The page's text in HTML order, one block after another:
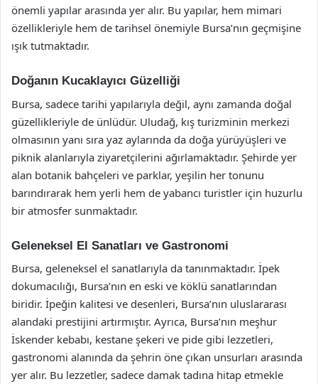
önemli yapılar arasında yer alır. Bu yapılar, hem mimari
özellikleriyle hem de tarihsel önemiyle Bursa’nın geçmişine
ışık tutmaktadır.
Doğanın Kucaklayıcı Güzelliği
Bursa, sadece tarihi yapılarıyla değil, aynı zamanda doğal
güzellikleriyle de ünlüdür. Uludağ, kış turizminin merkezi
olmasının yanı sıra yaz aylarında da doğa yürüyüşleri ve
piknik alanlarıyla ziyaretçilerini ağırlamaktadır. Şehirde yer
alan botanik bahçeleri ve parklar, yeşilin her tonunu
barındırarak hem yerli hem de yabancı turistler için huzurlu
bir atmosfer sunmaktadır.
Geleneksel El Sanatları ve Gastronomi
Bursa, geleneksel el sanatlarıyla da tanınmaktadır. İpek
dokumacılığı, Bursa’nın en eski ve köklü sanatlarından
biridir. İpeğin kalitesi ve desenleri, Bursa’nın uluslararası
alandaki prestijini artırmıştır. Ayrıca, Bursa’nın meşhur
İskender kebabı, kestane şekeri ve pide gibi lezzetleri,
gastronomi alanında da şehrin öne çıkan unsurları arasında
yer alır. Bu lezzetler, sadece damak tadına hitap etmekle